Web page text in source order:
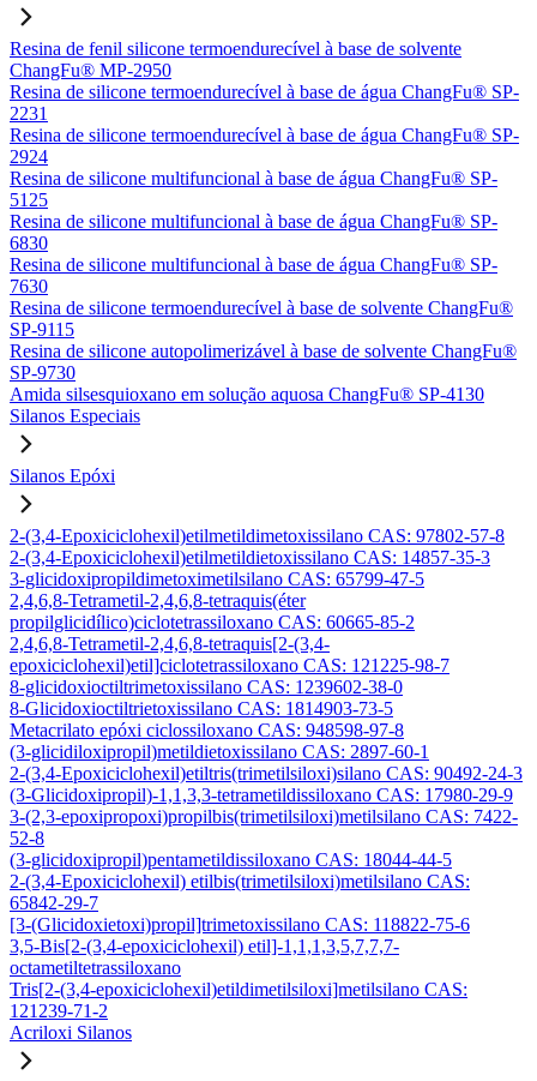
Resina de fenil silicone termoendurecível à base de solvente
ChangFu® MP-2950
Resina de silicone termoendurecível à base de água ChangFu® SP-
2231
Resina de silicone termoendurecível à base de água ChangFu® SP-
2924
Resina de silicone multifuncional à base de água ChangFu® SP-
5125
Resina de silicone multifuncional à base de água ChangFu® SP-
6830
Resina de silicone multifuncional à base de água ChangFu® SP-
7630
Resina de silicone termoendurecível à base de solvente ChangFu®
SP-9115
Resina de silicone autopolimerizável à base de solvente ChangFu®
SP-9730
Amida silsesquioxano em solução aquosa ChangFu® SP-4130
Silanos Especiais
Silanos Epóxi
2-(3,4-Epoxiciclohexil)etilmetildimetoxissilano CAS: 97802-57-8
2-(3,4-Epoxiciclohexil)etilmetildietoxissilano CAS: 14857-35-3
3-glicidoxipropildimetoximetilsilano CAS: 65799-47-5
2,4,6,8-Tetrametil-2,4,6,8-tetraquis(éter
propilglicidílico)ciclotetrassiloxano CAS: 60665-85-2
2,4,6,8-Tetrametil-2,4,6,8-tetraquis[2-(3,4-
epoxiciclohexil)etil]ciclotetrassiloxano CAS: 121225-98-7
8-glicidoxioctiltrimetoxissilano CAS: 1239602-38-0
8-Glicidoxioctiltrietoxissilano CAS: 1814903-73-5
Metacrilato epóxi ciclossiloxano CAS: 948598-97-8
(3-glicidiloxipropil)metildietoxissilano CAS: 2897-60-1
2-(3,4-Epoxiciclohexil)etiltris(trimetilsiloxi)silano CAS: 90492-24-3
(3-Glicidoxipropil)-1,1,3,3-tetrametildissiloxano CAS: 17980-29-9
3-(2,3-epoxipropoxi)propilbis(trimetilsiloxi)metilsilano CAS: 7422-
52-8
(3-glicidoxipropil)pentametildissiloxano CAS: 18044-44-5
2-(3,4-Epoxiciclohexil) etilbis(trimetilsiloxi)metilsilano CAS:
65842-29-7
[3-(Glicidoxietoxi)propil]trimetoxissilano CAS: 118822-75-6
3,5-Bis[2-(3,4-epoxiciclohexil) etil]-1,1,1,3,5,7,7,7-
octametiltetrassiloxano
Tris[2-(3,4-epoxiciclohexil)etildimetilsiloxi]metilsilano CAS:
121239-71-2
Acriloxi Silanos